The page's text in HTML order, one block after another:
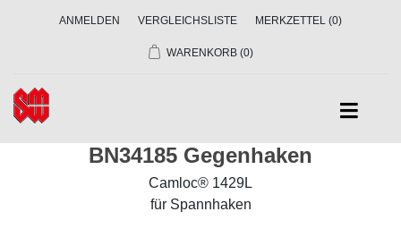
ANMELDEN VERGLEICHSLISTE MERKZETTEL (0)
WARENKORB (0)
BN34185 Gegenhaken
Camloc® 1429L
für Spannhaken